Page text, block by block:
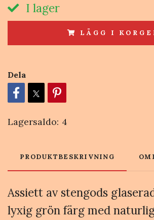
I lager
LÄGG I
Dela
Lagersaldo: 4
PRODUKTBESKRIVNING
Assiett av stengods
lyxig grön färg med